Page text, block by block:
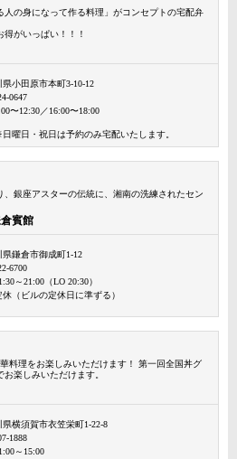
人の身になって作る料理」がコンセプトの宅配弁
得がいっぱい！！！
県小田原市本町3-10-12
0647
〜12:30／16:00〜18:00
曜日・祝日は予約のみ宅配いたします。
銀座アスターの伝統に、湘南の洗練されたセン
賓館
県鎌倉市御成町1-12
6700
～21:00（LO 20:30）
休（ビルの定休日に準ずる）
料理をお楽しみいただけます！ 第一回全国丼グ
楽しみいただけます。
県横須賀市衣笠栄町1-22-8
1888
～15:00